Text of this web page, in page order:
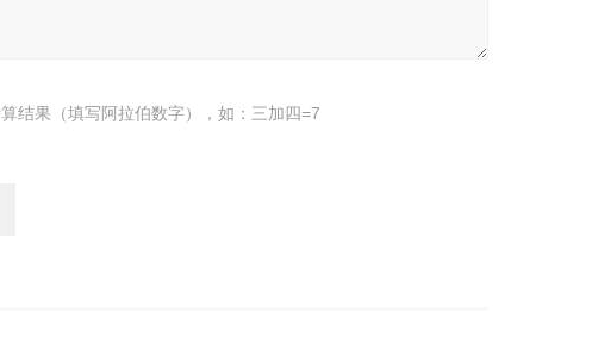
结果（填写阿拉伯数字），如：三加四=7